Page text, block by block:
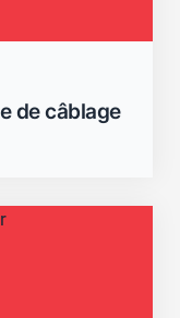
de câblage